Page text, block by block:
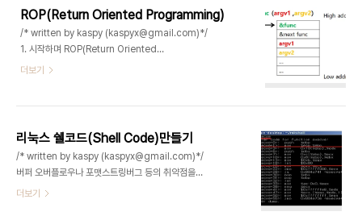
수를 호출하는 기법이다. 요즘 대부분의 리눅스 및 윈
도우 시스템은 NX 또는 DEP등으로 스택(stack)
영역에 실행 권한을 주고있지않고, 특별한 컴파일 옵
션을 주어서만 실행권한을 줄수있는만큼 간단하면서
도 자주 사용되는 방법이다. 포너블문제(pwnable)
트 환경은 우분투 리눅스 16.04 64bit 입..
ROP(Return Oriented Programming)
/* written by kaspy (kaspyx@gmail.com)*/
1. 시작하며 ROP(Return Oriented
Programming) 이란 버퍼 오버플로우 취약점이
솔직히 관련 자료도 굉장히 많은데.. 나도 복습 할겸
정리해보았다. 일반적으로 ASLR이 걸려있는 바이너
리는 Memory leak 또는 got, plt 등에 함수가 존
재해야하는 특수한 전제가 붙어야 exploit 가능하지
만, ROP 기법을 사용하면 (PIE가 걸려있지않아야
더보기
리눅스 쉘코드(Shell Code)만들기
/* written by kaspy (kaspyx@gmail.com)*/
버퍼 오버플로우나 포맷스트링버그 등의 취약점을
이용해서 해킹을 하는데이때 임의의 데이터를 입력
더보기